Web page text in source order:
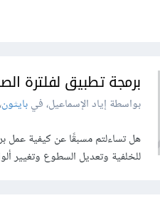
برمجة تطبيق لفلترة
بواسطة إياد الإسماعيل، فيبايثون،
هل تساءلتم مسبقًا عن كيفية عمل
للخلفية وتعديل السطوع وتغيير